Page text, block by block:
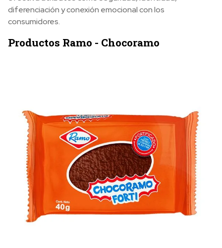
diferenciación y conexión emocional con los
consumidores.
Productos Ramo - Chocoramo